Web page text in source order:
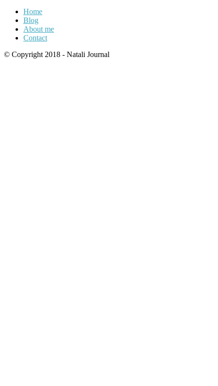
Home
Blog
About me
Contact
© Copyright 2018 - Natali Journal